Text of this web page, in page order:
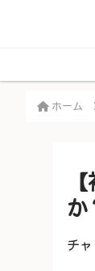
ホーム
か
チ